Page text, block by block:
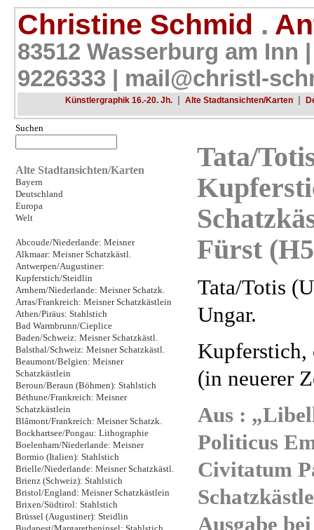
Christine Schmid .
83512 Wasserburg am Inn
9226333 | mail@christl-
Künstlergraphik 16.-20. Jh. | Alte Stadtansichten/Karten |
Suchen
Alte Stadtansichten/Karten
Bayern
Deutschland
Europa
Welt
Abcoude/Niederlande: Meisner
Alkmaar: Meisner Schatzkästl.
Antwerpen/Augustiner:
Kupferstich/Steidlin
Arnhem/Niederlande: Meisner Schatzk.
Arras/Frankreich: Meisner Schatzkästlein
Athen/Piräus: Stahlstich
Bad Warmbrunn/Cieplice
Baden/Schweiz: Meisner Schatzkästl.
Balsthal/Schweiz: Meisner Schatzkästl.
Beaumont/Belgien: Meisner
Schatzkästlein
Beroun/Beraun (Böhmen): Stahlstich
Béthune/Frankreich: Meisner
Schatzkästlein
Blâmont/Frankreich: Meisner Schatzk.
Bockhartsee/Pongau: Lithographie
Boelenham/Niederlande: Meisner
Bormio (Italien): Stahlstich
Brielle/Niederlande: Meisner Schatzkästl.
Brienz (Schweiz): Stahlstich
Bristol/England: Meisner Schatzkästlein
Brixen/Südtirol: Stahlstich
Brüssel (Augustiner): Steidlin
Tata/
Fürst
Tata/Totis
Ungar.
Kupferstich,
(in neuerer
Aus :
Politicus
Civitatum
Ausgabe